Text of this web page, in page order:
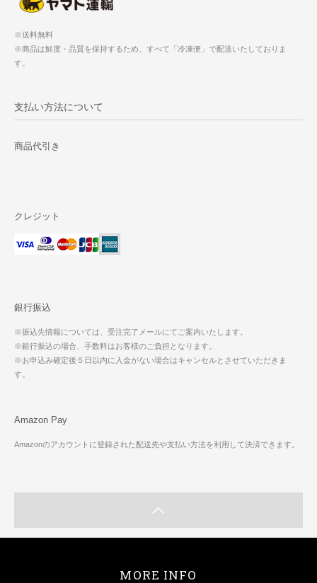
※送料無料
※商品は鮮度・品質を保持するため、すべて「冷凍便」で配送いたしておりま
す。
支払い方法について
商品代引き
クレジット
銀行振込
※振込先情報については、受注完了メールにてご案内いたします。
※銀行振込の場合、手数料はお客様のご負担となります。
※お申込み確定後５日以内に入金がない場合はキャンセルとさせていただきま
す。
Amazon Pay
Amazonのアカウントに登録された配送先や支払い方法を利用して決済できます。
MORE INFO